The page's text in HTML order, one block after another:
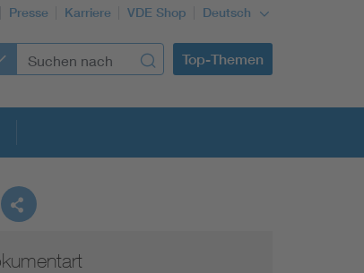
Presse Karriere VDE Shop Deutsch
Top-Themen
Sicherheit schützt den Menschen